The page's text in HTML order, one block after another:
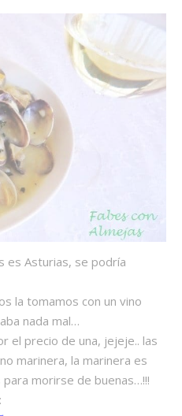
es Asturias, se podría
la tomamos con un vino
nada mal…
el precio de una, jejeje.. las
marinera, la marinera es
morirse de buenas…!!!